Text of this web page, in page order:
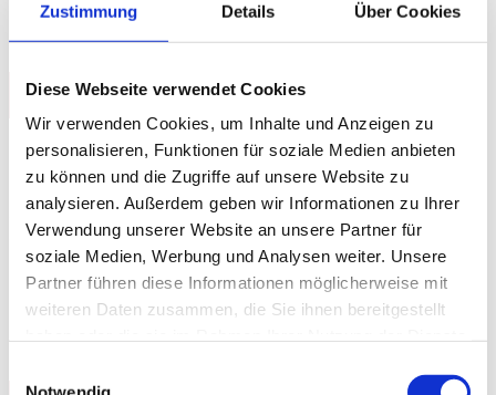
Zustimmung Details Über Cookies
Diese Webseite verwendet Cookies
Wir verwenden Cookies, um Inhalte und Anzeigen zu
personalisieren, Funktionen für soziale Medien anbieten
zu können und die Zugriffe auf unsere Website zu
analysieren. Außerdem geben wir Informationen zu Ihrer
Verwendung unserer Website an unsere Partner für
soziale Medien, Werbung und Analysen weiter. Unsere
Partner führen diese Informationen möglicherweise mit
weiteren Daten zusammen, die Sie ihnen bereitgestellt
DO| 01. Oktober 2026|Einlass & Bewirtung ab 18.00 Uhr
STAND UP
CHRISTIAN SCHULTE-LOH
MIT „IMPORT EXPORT“
Veranstaltungsort:Rosenau - Lokalität & Bühne,
Rotebühlstrasse 109 b, 70178 Stuttgart (West)
VVK 20,00 € / VVK ermäßigt 15,00 € zzgl. Gebühren
AK 25,00 € / AK ermäßigt 22,00 € inkl. Gebühren
KARTEN KAUFEN
AUSVERKAUFT!